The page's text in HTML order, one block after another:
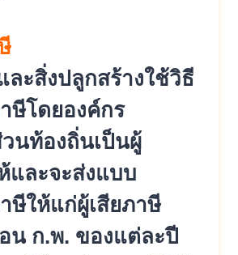
ะสิ่งปลูกสร้างใช้วิธี
ษีโดยองค์กร
นท้องถิ่นเป็นผู้
และจะส่งแบบ
ษีให้แก่ผู้เสียภาษี
น ก.พ. ของแต่ละปี